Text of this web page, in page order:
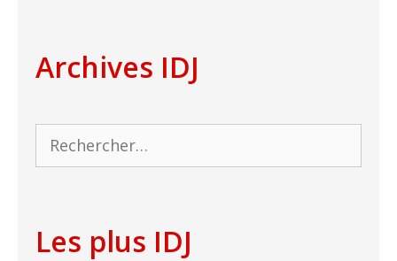
Archives IDJ
Rechercher :
Les plus IDJ